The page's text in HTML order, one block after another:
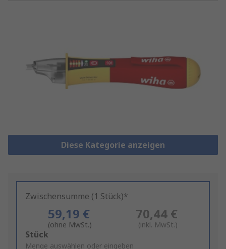
Diese Kategorie anzeigen
Zwischensumme (1 Stück)*
59,19 €
(ohne MwSt.)
70,44 €
(inkl. MwSt.)
Add
to
Stück
Menge auswählen oder eingeben